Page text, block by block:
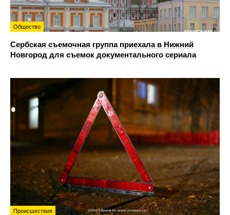
Общество
Сербская съемочная группа приехала в Нижний
Новгород для съемок документального сериала
Происшествия